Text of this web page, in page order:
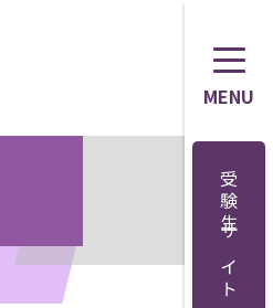
MENU
受験生サイト